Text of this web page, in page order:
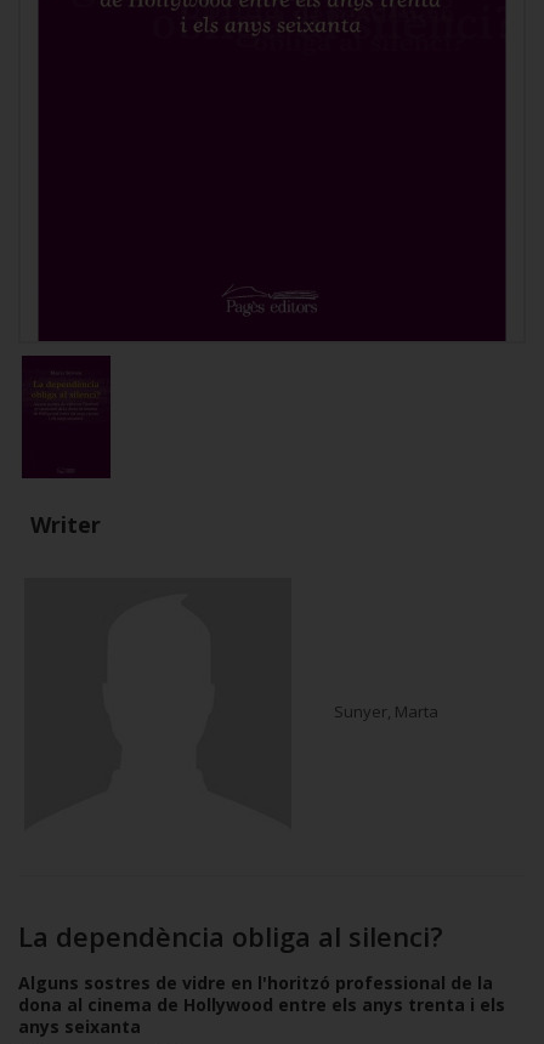
Writer
Sunyer, Marta
La dependència obliga al silenci?
Alguns sostres de vidre en l'horitzó professional de la
dona al cinema de Hollywood entre els anys trenta i els
anys seixanta